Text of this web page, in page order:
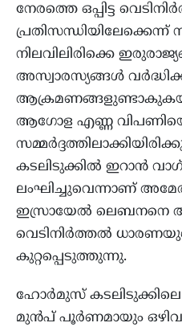
നേരത്തെ ഒപ്പിട്ട
നിലവിലിരിക്കെ
അസ്വാരസ്യങ്ങൾ
ആഗോള എണ്ണ
കടലിടുക്കിൽ ഇറാൻ
ലംഘിച്ചുവെന്നാണ്
ഇസ്രായേൽ ലെബനനെ
വെടിനിർത്തൽ
കുറ്റപ്പെടുത്തുന്നു.
ഹോർമുസ്
മുൻപ് പൂർണമായും